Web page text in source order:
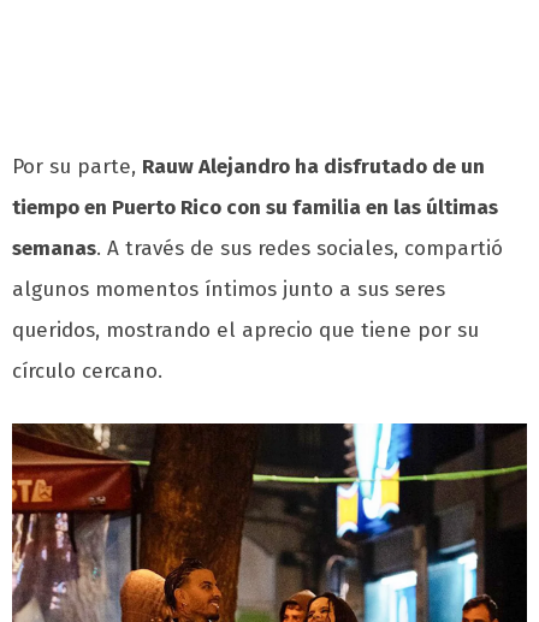
Por su parte, Rauw Alejandro ha disfrutado de un
tiempo en Puerto Rico con su familia en las últimas
semanas. A través de sus redes sociales, compartió
algunos momentos íntimos junto a sus seres
queridos, mostrando el aprecio que tiene por su
círculo cercano.